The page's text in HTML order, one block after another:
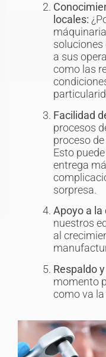
locales:
a sus
como las
Facilidad
procesos
proceso
Esto
entrega
sorpresa.
Apoyo a la
nuestros
al
Respaldo
momento
como va